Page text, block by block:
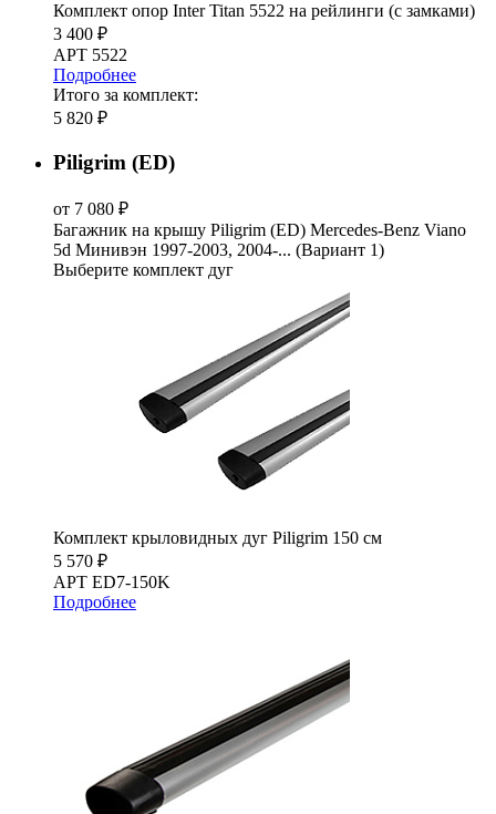
Комплект опор Inter Titan 5522 на рейлинги (с замками)
3 400 ₽
АРТ 5522
Подробнее
Итого за комплект:
5 820 ₽
Piligrim (ED)
от 7 080 ₽
Багажник на крышу Piligrim (ED) Mercedes-Benz Viano
5d Минивэн 1997-2003, 2004-... (Вариант 1)
Выберите комплект дуг
Комплект крыловидных дуг Piligrim 150 см
5 570 ₽
АРТ ED7-150K
Подробнее